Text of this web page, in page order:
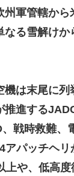
州軍管轄か
なる雪解け
機は末尾に
推進する
戦時救難、
アパッチヘ
上や、低高